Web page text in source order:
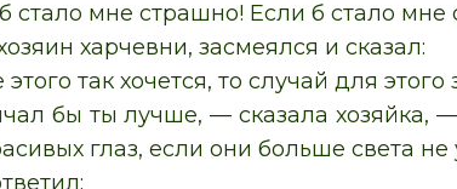
стало мне страшно! Если б стало мне
харчевни, засмеялся и сказал:
так хочется, то случай для
бы ты лучше, — сказала хозяйка,
глаз, если они больше света не